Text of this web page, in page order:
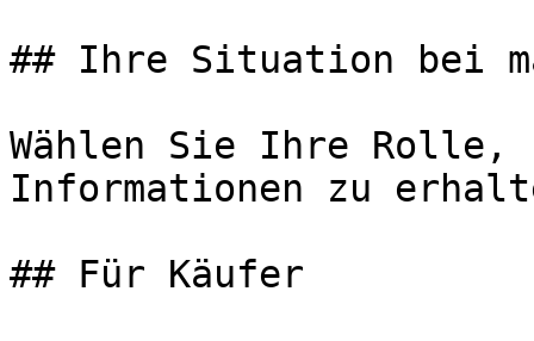
## Ihre Situation bei
Wählen Sie Ihre Rolle,
Informationen zu
## Für Käufer